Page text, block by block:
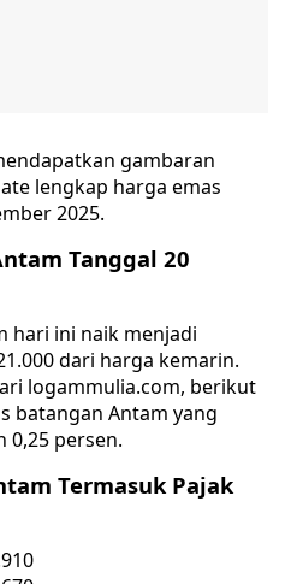
gambaran
lengkap harga emas
2025.
Tanggal 20
hari ini naik menjadi
dari harga kemarin.
logammulia.com, berikut
batangan Antam yang
0,25 persen.
Termasuk Pajak